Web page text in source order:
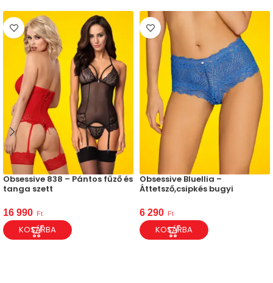
Obsessive 838 – Pántos fűző és
tanga szett
16 990 Ft
KOSÁRBA
Obsessive Bluellia –
Áttetsző,csipkés bugyi
6 290 Ft
KOSÁRBA